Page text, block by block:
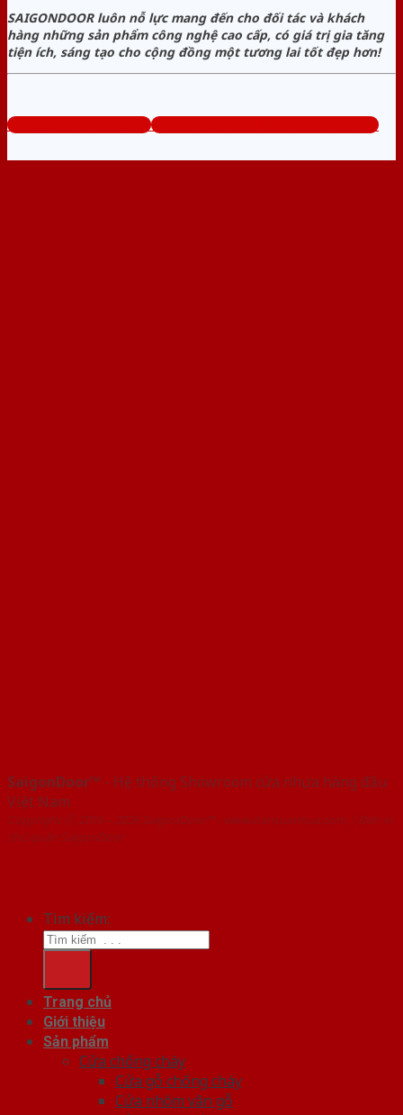
SAIGONDOOR luôn nỗ lực mang đến cho đối tác và khách
hàng những sản phẩm công nghệ cao cấp, có giá trị gia tăng
tiện ích, sáng tạo cho cộng đồng một tương lai tốt đẹp hơn!
www.sieuthicuanhua.net Tổng đài tư vấn miễn phí: 0824.400.400
SaigonDoor™ - Hệ thống Showroom cửa nhựa hàng đầu
Việt Nam
Copyright ⓒ 2016 – 2026 SaigonDoor™ - www.bancuanhua.com | Đơn vị
chủ quản SaigonDoor
Tìm kiếm:
Trang chủ
Giới thiệu
Sản phẩm
Cửa chống cháy
Cửa gỗ chống cháy
Cửa nhôm vân gỗ